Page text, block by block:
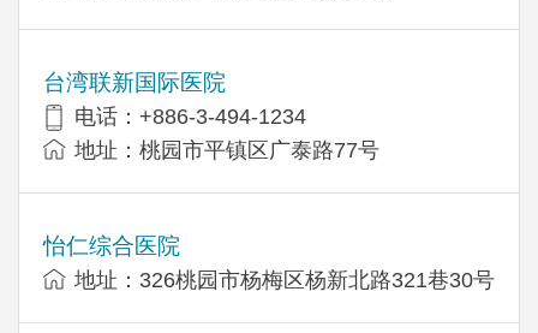
台湾联新国际医院
电话：+886-3-494-1234
地址：桃园市平镇区广泰路77号
怡仁综合医院
地址：326桃园市杨梅区杨新北路321巷30号